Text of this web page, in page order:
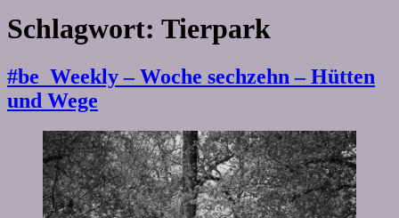
Schlagwort: Tierpark
#be_Weekly – Woche sechzehn – Hütten
und Wege